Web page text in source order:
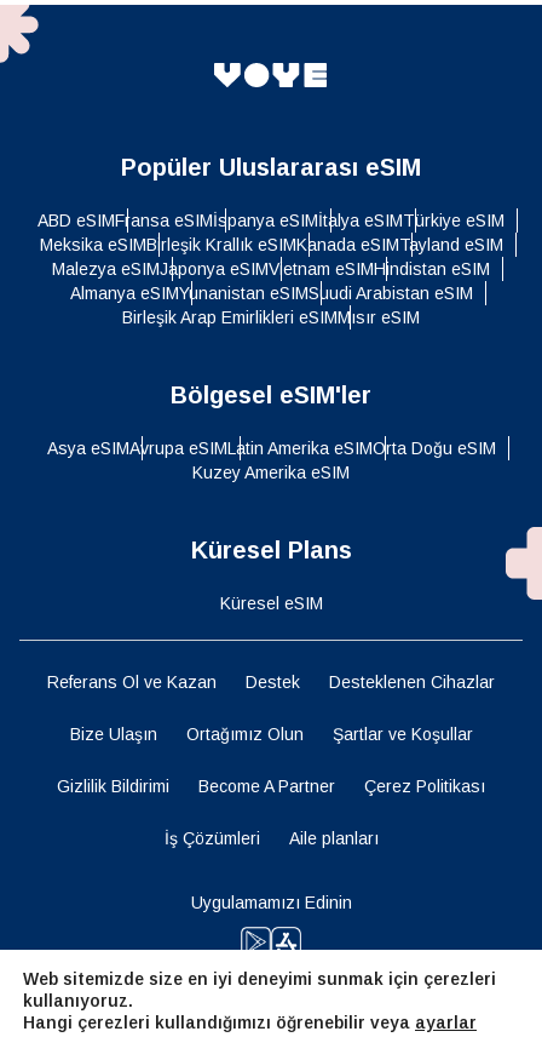
Popüler Uluslararası eSIM
ABD eSIMFransa eSIMİspanya eSIMİtalya eSIMTürkiye eSIM
Meksika eSIMBirleşik Krallık eSIMKanada eSIMTayland eSIM
Malezya eSIMJaponya eSIMVietnam eSIMHindistan eSIM
Almanya eSIMYunanistan eSIMSuudi Arabistan eSIM
Birleşik Arap Emirlikleri eSIMMısır eSIM
Bölgesel eSIM'ler
Asya eSIMAvrupa eSIMLatin Amerika eSIMOrta Doğu eSIM
Kuzey Amerika eSIM
Küresel Plans
Küresel eSIM
Referans Ol ve Kazan Destek Desteklenen Cihazlar
Bize Ulaşın Ortağımız Olun Şartlar ve Koşullar
Gizlilik Bildirimi Become A Partner Çerez Politikası
İş Çözümleri Aile planları
Uygulamamızı Edinin
Web sitemizde size en iyi deneyimi sunmak için çerezleri
kullanıyoruz.
Hangi çerezleri kullandığımızı öğrenebilir veya ayarlar